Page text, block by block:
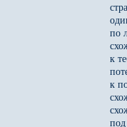
по
к
к
под